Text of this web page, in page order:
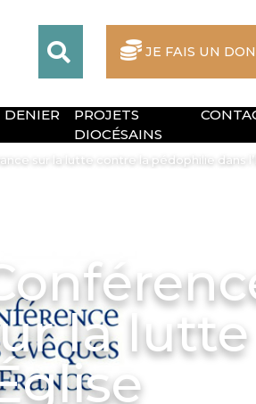
JE FAIS UN DON
DENIER
PROJETS
DIOCÉSAINS
sur la lutte contre la pédophilie dans
la